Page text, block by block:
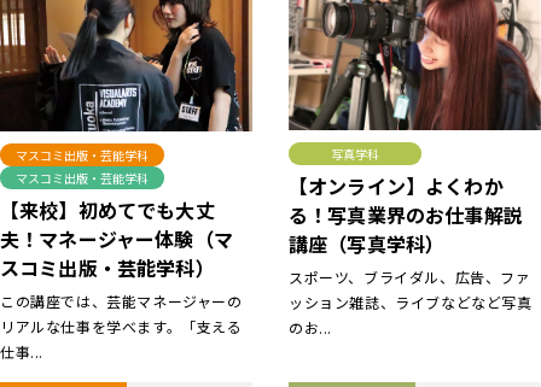
マスコミ出版・芸能学科
マスコミ出版・芸能学科
【来校】初めてでも大丈
夫！マネージャー体験（マ
スコミ出版・芸能学科）
この講座では、芸能マネージャーの
リアルな仕事を学べます。「支える
仕事...
写真学科
【オンライン】よくわか
る！写真業界のお仕事解説
講座（写真学科）
スポーツ、ブライダル、広告、ファ
ッション雑誌、ライブなどなど写真
のお...